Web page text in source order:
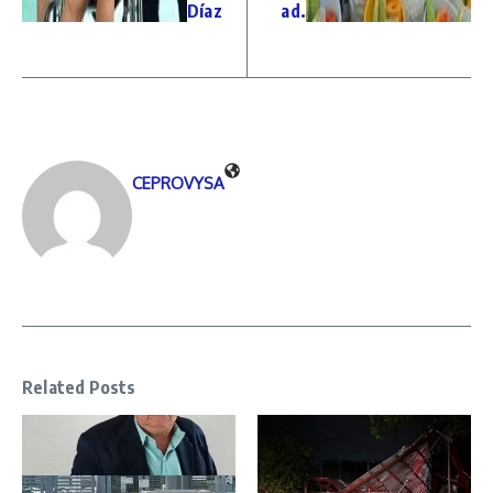
Díaz
ad.
CEPROVYSA
Related Posts